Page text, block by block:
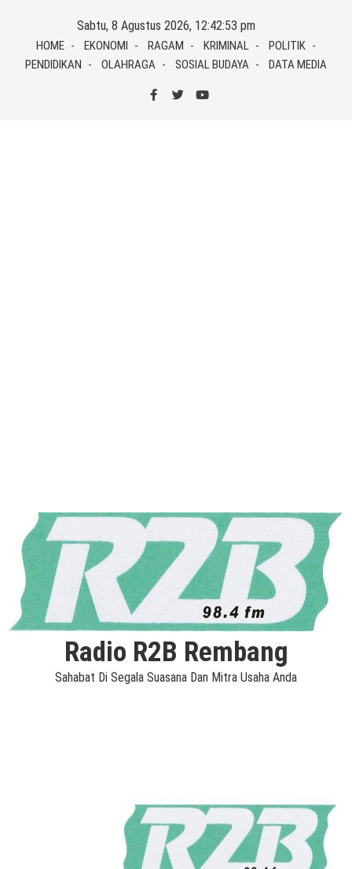
content
Sabtu, 8 Agustus 2026, 12:42:54 pm
HOME EKONOMI RAGAM KRIMINAL
POLITIK
PENDIDIKAN
OLAHRAGA SOSIAL BUDAYA DATA MEDIA
Radio R2B Rembang
Sahabat Di Segala Suasana Dan Mitra Usaha Anda